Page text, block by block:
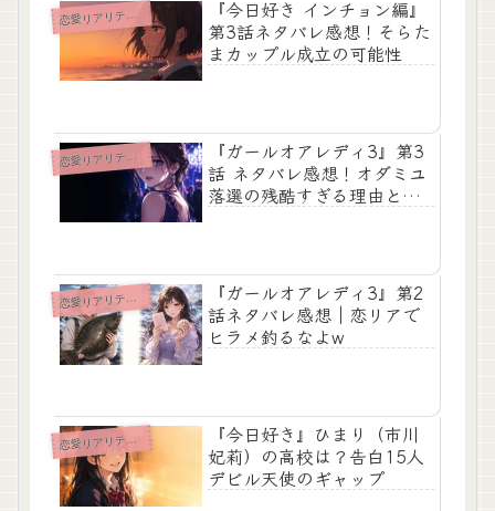
恋愛リアリティショー
『今日好き インチョン編』
第3話ネタバレ感想！そらた
まカップル成立の可能性
恋 愛リアリティショー
『ガールオアレディ3』第3
話 ネタバレ感想！オダミユ
落選の残酷すぎる理由と新
恋愛リアリティショー
『ガールオアレディ3』第2
話ネタバレ感想｜恋リアで
ヒラメ釣るなよw
恋愛リアリティショー
『今日好き』ひまり（市川
妃莉）の高校は？告白15人
デビル天使のギャップ